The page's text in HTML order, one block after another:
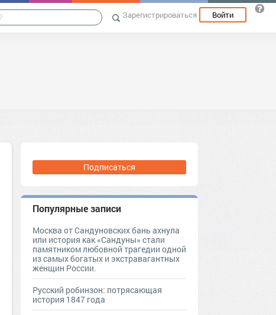
Зарегистрироваться Войти
Подписаться
Популярные записи
Москва от Сандуновских бань ахнула
или история как «Сандуны» стали
памятником любовной трагедии одной
из самых богатых и экстравагантных
женщин России.
Русский робинзон: потрясающая
история 1847 года